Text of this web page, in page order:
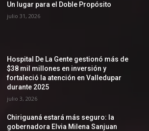
Un lugar para el Doble Propósito
julio 31, 2026
Hospital De La Gente gestionó más de
$38 mil millones en inversión y
fortaleció la atención en Valledupar
durante 2025
julio 3, 2026
Chiriguaná estará más seguro: la
gobernadora Elvia Milena Sanjuan